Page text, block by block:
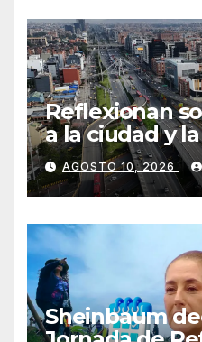
Reflexionan
a la ciudad y
desde el
AGOSTO 10, 2026
Sheinbaum